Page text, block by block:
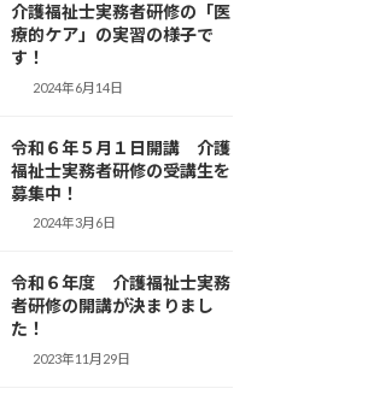
介護福祉士実務者研修の「医
療的ケア」の実習の様子で
す！
2024年6月14日
令和６年５月１日開講 介護
福祉士実務者研修の受講生を
募集中！
2024年3月6日
令和６年度 介護福祉士実務
者研修の開講が決まりまし
た！
2023年11月29日